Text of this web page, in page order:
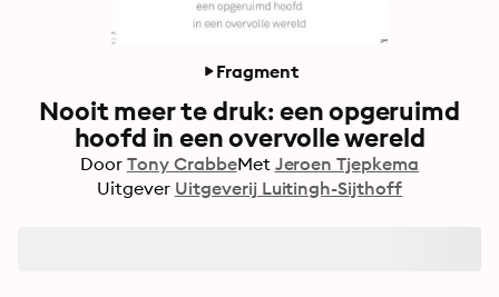
Fragment
Nooit meer te druk: een opgeruimd
hoofd in een overvolle wereld
Door Tony CrabbeMet Jeroen Tjepkema
Uitgever Uitgeverij Luitingh-Sijthoff